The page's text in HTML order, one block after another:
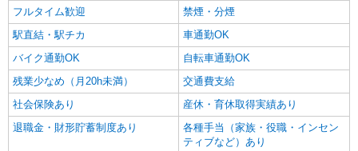
さいたま市桜区
詳細を見る
派遣社員
株式会社トラストグロース 新宿本社 第3営業部
ショートステイでの介護士
時給：初任者1450円/実務者1500円/介護福祉士
フルタイム歓迎
禁煙・分煙
駅直結・駅チカ
車通勤OK
バイク通勤OK
自転車通勤OK
残業少なめ（月20h未満）
交通費支給
社会保険あり
産休・育休取得実績あり
退職金・財形貯蓄制度あり
各種手当（家族・役職・インセン
ティブなど）あり